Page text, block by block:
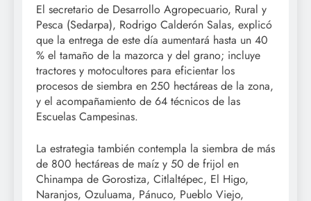
El secretario de Desarrollo Agropecuario, Rural y
Pesca (Sedarpa), Rodrigo Calderón Salas, explicó
que la entrega de este día aumentará hasta un 40
% el tamaño de la mazorca y del grano; incluye
tractores y motocultores para eficientar los
procesos de siembra en 250 hectáreas de la zona,
y el acompañamiento de 64 técnicos de las
Escuelas Campesinas.
La estrategia también contempla la siembra de más
de 800 hectáreas de maíz y 50 de frijol en
Chinampa de Gorostiza, Citlaltépec, El Higo,
Naranjos, Ozuluama, Pánuco, Pueblo Viejo,